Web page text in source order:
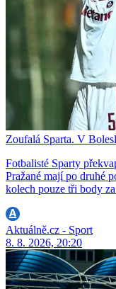
Zoufalá Sparta. V
Fotbalisté Sparty
Pražané mají po druhé
kolech pouze tři body
Aktuálně.cz - Sport
8. 8. 2026, 20:20